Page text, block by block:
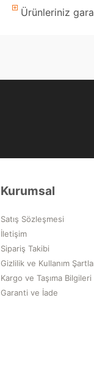
Ürünleriniz
Kurumsal
Satış Sözleşmesi
İletişim
Sipariş Takibi
Gizlilik ve Kullanım
Kargo ve Taşıma Bilgileri
Garanti ve İade